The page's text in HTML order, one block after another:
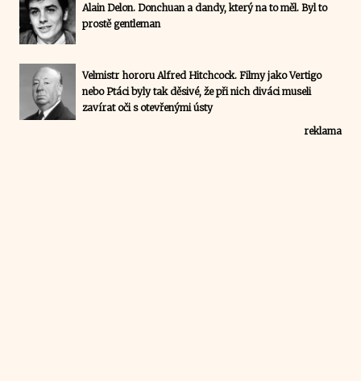
Alain Delon. Donchuan a dandy, který na to měl. Byl to
prostě gentleman
Velmistr hororu Alfred Hitchcock. Filmy jako Vertigo
nebo Ptáci byly tak děsivé, že při nich diváci museli
zavírat oči s otevřenými ústy
reklama